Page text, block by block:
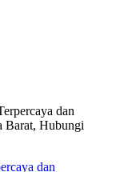
dan
Barat, Hubungi